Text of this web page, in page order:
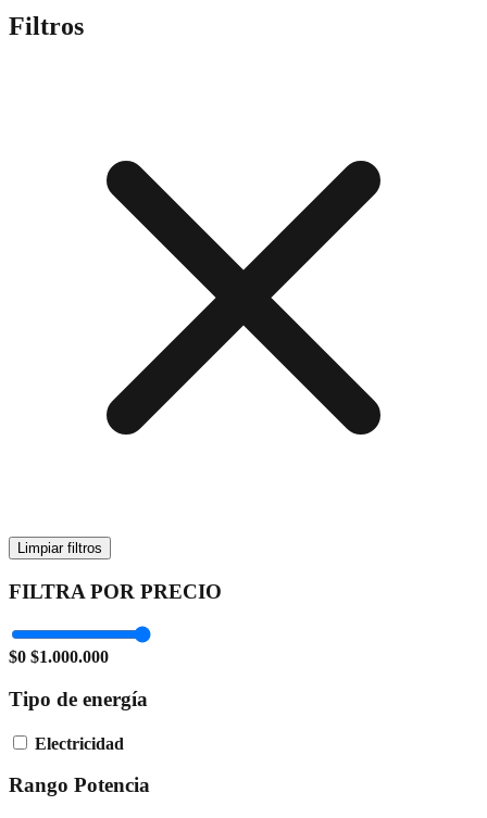
Filtros
Limpiar filtros
FILTRA POR PRECIO
$0 $1.000.000
Tipo de energía
Electricidad
Rango Potencia